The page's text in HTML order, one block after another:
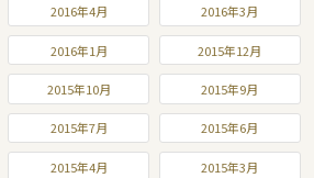
2016年4月 2016年3月
2016年1月 2015年12月
2015年10月 2015年9月
2015年7月 2015年6月
2015年4月 2015年3月